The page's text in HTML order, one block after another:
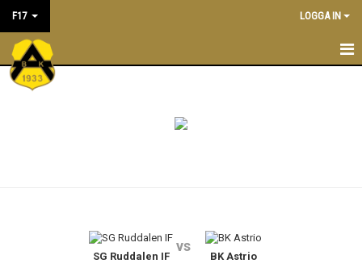
F17 LOGGA IN
F17
SG Ruddalen IF
vs
BK Astrio